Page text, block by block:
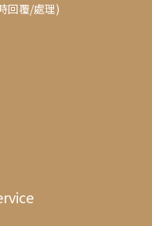
回覆/處理)